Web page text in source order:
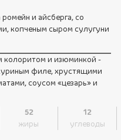
и айсберга, со
копченым сыром сулугуни
колоритом и изюминкой -
филе, хрустящими
соусом «цезарь» и
52
жиры
12
углеводы